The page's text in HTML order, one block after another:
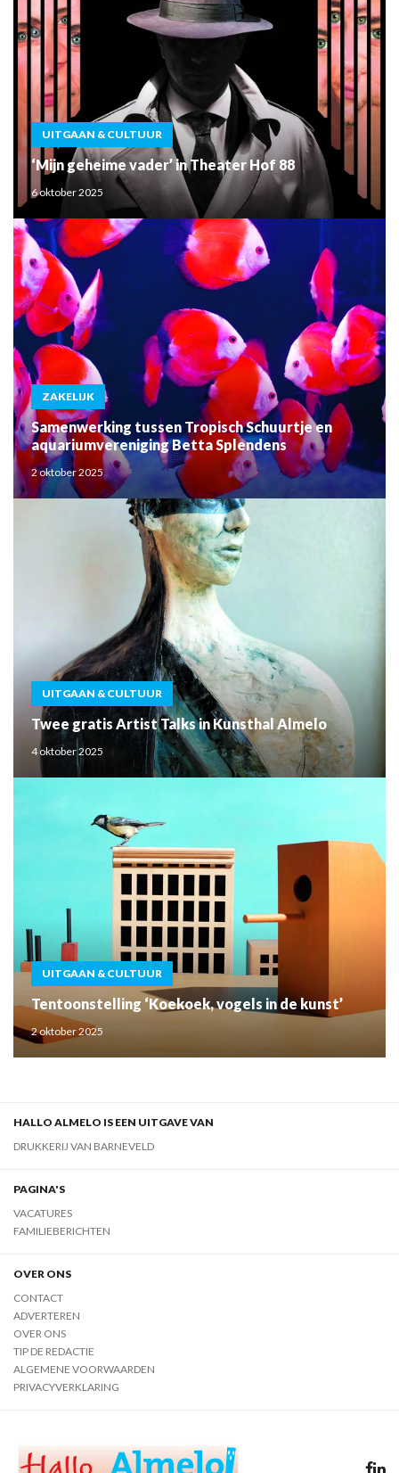
UITGAAN & CULTUUR
‘Mijn geheime vader’ in Theater Hof 88
6 oktober 2025
ZAKELIJK
Samenwerking tussen Tropisch Schuurtje en
aquariumvereniging Betta Splendens
2 oktober 2025
UITGAAN & CULTUUR
Twee gratis Artist Talks in Kunsthal Almelo
4 oktober 2025
UITGAAN & CULTUUR
Tentoonstelling ‘Koekoek, vogels in de kunst’
2 oktober 2025
HALLO ALMELO IS EEN UITGAVE VAN
DRUKKERIJ VAN BARNEVELD
PAGINA'S
VACATURES
FAMILIEBERICHTEN
OVER ONS
CONTACT
ADVERTEREN
OVER ONS
TIP DE REDACTIE
ALGEMENE VOORWAARDEN
PRIVACYVERKLARING